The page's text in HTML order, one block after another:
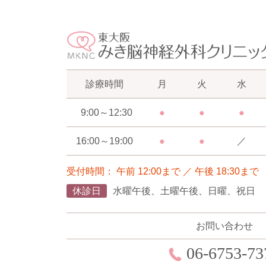
診療時間 月 火 水
9:00～12:30 ● ● ●
16:00～19:00 ● ● ／
受付時間： 午前 12:00まで ／ 午後 18:30まで
休診日
水曜午後、土曜午後、日曜、祝日
お問い合わせ
06-6753-